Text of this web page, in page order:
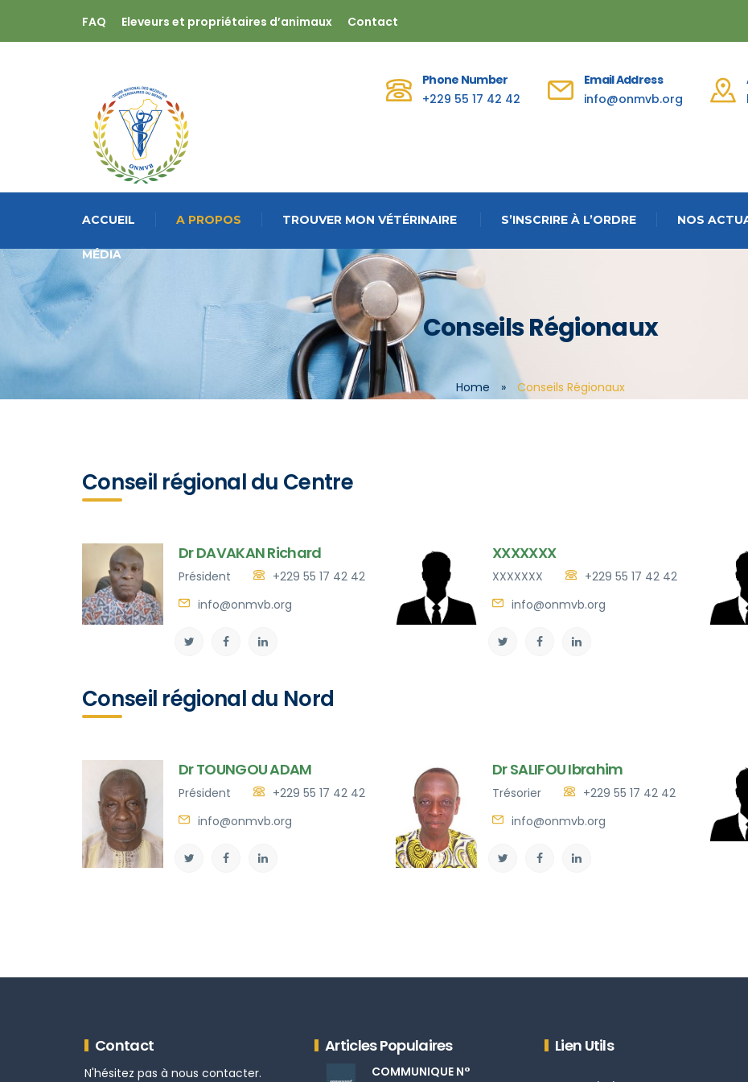
FAQ Eleveurs et propriétaires d’animaux Contact
Phone Number
+229 55 17 42 42
Email Address
info@onmvb.org
ACCUEIL A PROPOS TROUVER MON VÉTÉRINAIRE S’INSCRIRE À L’ORDRE NOS
MÉDIA
Conseils Régionaux
Home » Conseils Régionaux
Conseil régional du Centre
Dr DAVAKAN Richard
Président
+229 55 17 42 42
info@onmvb.org
XXXXXXX
XXXXXXX
+229 55 17 42 42
info@onmvb.org
Conseil régional du Nord
Dr TOUNGOU ADAM
Président
+229 55 17 42 42
info@onmvb.org
Dr SALIFOU Ibrahim
Trésorier
+229 55 17 42 42
info@onmvb.org
Contact
N'hésitez pas à nous contacter.
Articles Populaires
COMMUNIQUE N°
Lien Utils